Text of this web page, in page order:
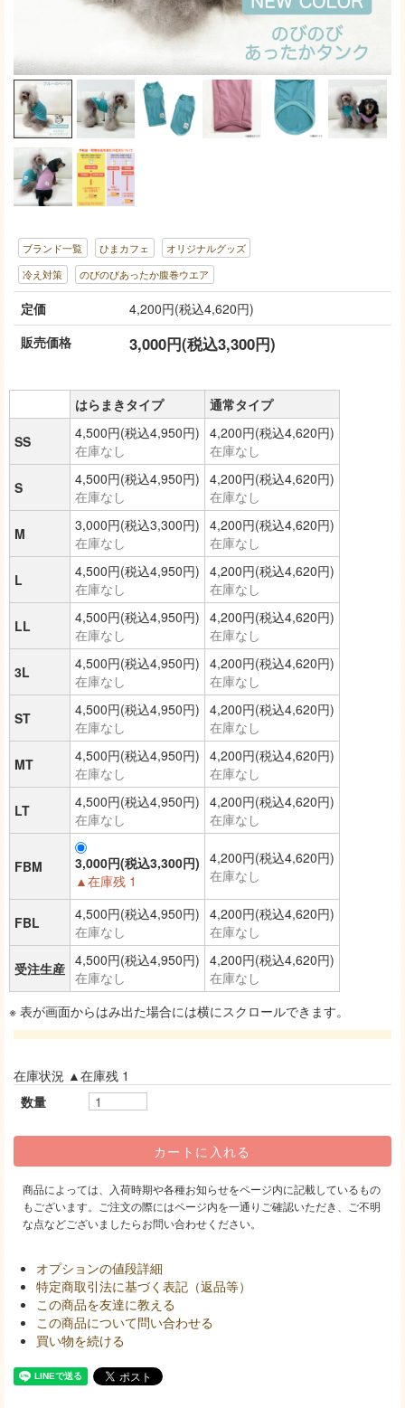
ブランド一覧 ひまカフェ
オリジナルグッズ
冷え対策
のびのびあったか腹巻ウエア
定価
4,200円(税込4,620円)
販売価格
3,000円(税込3,300円)
はらまきタイプ 通常タイプ
SS
4,500円(税込4,950円)
在庫なし
4,200円(税込4,620円)
在庫なし
S
4,500円(税込4,950円)
在庫なし
4,200円(税込4,620円)
在庫なし
M
3,000円(税込3,300円)
在庫なし
4,200円(税込4,620円)
在庫なし
L
4,500円(税込4,950円)
在庫なし
4,200円(税込4,620円)
在庫なし
LL
4,500円(税込4,950円)
在庫なし
4,200円(税込4,620円)
在庫なし
3L
4,500円(税込4,950円)
在庫なし
4,200円(税込4,620円)
在庫なし
ST
4,500円(税込4,950円)
在庫なし
4,200円(税込4,620円)
在庫なし
MT
4,500円(税込4,950円)
在庫なし
4,200円(税込4,620円)
在庫なし
LT
4,500円(税込4,950円)
在庫なし
4,200円(税込4,620円)
在庫なし
FBM
3,000円(税込3,300円)
▲在庫残 1
4,200円(税込4,620円)
在庫なし
FBL
4,500円(税込4,950円)
在庫なし
4,200円(税込4,620円)
在庫なし
受注生産 4,500円(税込4,950円)
在庫なし
4,200円(税込4,620円)
在庫なし
※ 表が画面からはみ出た場合には横にスクロールできます。
在庫状況 ▲在庫残 1
数量
商品によっては、入荷時期や各種お知らせをページ内に記載しているもの
もございます。ご注文の際にはページ内を一通りご確認いただき、ご不明
な点などございましたらお問い合わせください。
オプションの値段詳細
特定商取引法に基づく表記（返品等）
この商品を友達に教える
この商品について問い合わせる
買い物を続ける